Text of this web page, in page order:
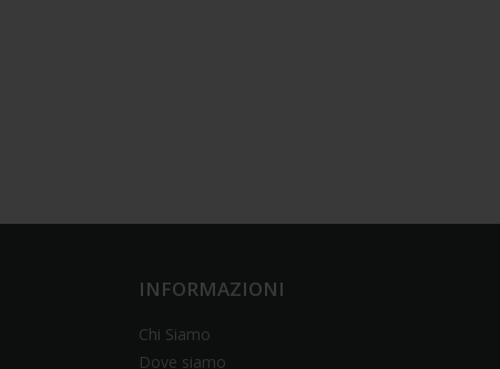
INFORMAZIONI
Chi Siamo
Dove siamo